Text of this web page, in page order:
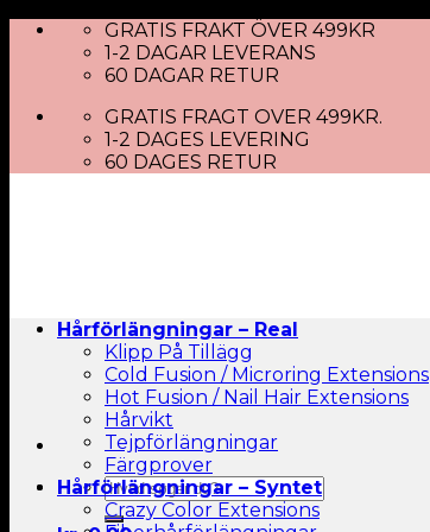
Skip
content
GRATIS FRAKT ÖVER 499KR
1-2 DAGAR LEVERANS
60 DAGAR RETUR
GRATIS FRAGT OVER 499KR.
1-2 DAGES LEVERING
60 DAGES RETUR
Sök
efter:
Hårförlängningar – Real
Klipp På Tillägg
Cold Fusion / Microring Extensions
Hot Fusion / Nail Hair Extensions
Hårvikt
Tejpförlängningar
Färgprover
Hårförlängningar – Syntet
Crazy Color Extensions